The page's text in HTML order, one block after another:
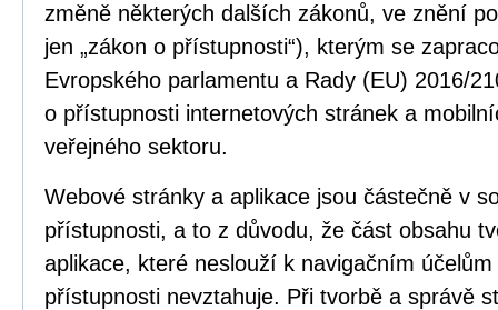
změně některých dalších zákonů, ve znění
jen „zákon o přístupnosti“), kterým se
Evropského parlamentu a Rady (EU) 2016/
o přístupnosti internetových stránek a
veřejného sektoru.
Webové stránky a aplikace jsou částečně v
přístupnosti, a to z důvodu, že část obsahu
aplikace, které neslouží k navigačním
přístupnosti nevztahuje. Při tvorbě a správě